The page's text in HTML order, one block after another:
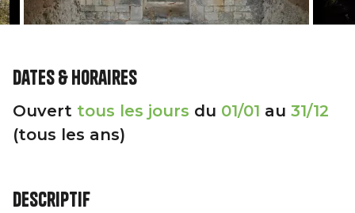
Dates & horaires
Ouvert tous les jours du 01/01 au 31/12
(tous les ans)
Descriptif